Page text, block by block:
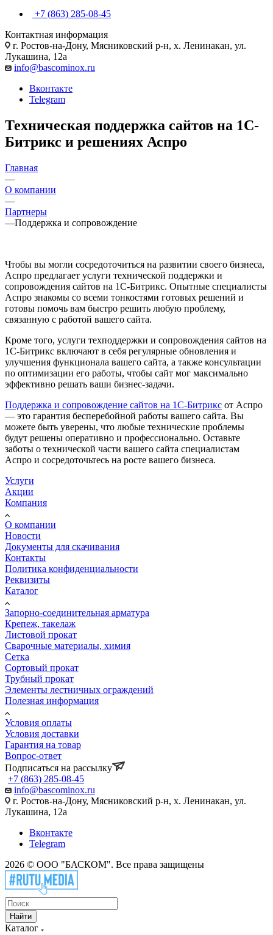
+7 (863) 285-08-45
Контактная информация
г. Ростов-на-Дону, Мясниковский р-н, х. Ленинакан, ул.
Лукашина, 12а
info@bascominox.ru
Вконтакте
Telegram
Техническая поддержка сайтов на 1С-
Битрикс и решениях Аспро
Главная
—
О компании
—
Партнеры
—Поддержка и сопровождение
Чтобы вы могли сосредоточиться на развитии своего бизнеса,
Аспро предлагает услуги технической поддержки и
сопровождения сайтов на 1С-Битрикс. Опытные специалисты
Аспро знакомы со всеми тонкостями готовых решений и
готовы помочь вам быстро решить любую проблему,
связанную с работой вашего сайта.
Кроме того, услуги техподдержки и сопровождения сайтов на
1С-Битрикс включают в себя регулярные обновления и
улучшения функционала вашего сайта, а также консультации
по оптимизации его работы, чтобы сайт мог максимально
эффективно решать ваши бизнес-задачи.
Поддержка и сопровождение сайтов на 1С-Битрикс от Аспро
— это гарантия бесперебойной работы вашего сайта. Вы
можете быть уверены, что любые технические проблемы
будут решены оперативно и профессионально. Оставьте
заботы о технической части вашего сайта специалистам
Аспро и сосредоточьтесь на росте вашего бизнеса.
Услуги
Акции
Компания
О компании
Новости
Документы для скачивания
Контакты
Политика конфиденциальности
Реквизиты
Каталог
Запорно-соединительная арматура
Крепеж, такелаж
Листовой прокат
Сварочные материалы, химия
Сетка
Сортовый прокат
Трубный прокат
Элементы лестничных ограждений
Полезная информация
Условия оплаты
Условия доставки
Гарантия на товар
Вопрос-ответ
Подписаться на рассылку
+7 (863) 285-08-45
info@bascominox.ru
г. Ростов-на-Дону, Мясниковский р-н, х. Ленинакан, ул.
Лукашина, 12а
Вконтакте
Telegram
2026 © ООО "БАСКОМ". Все права защищены
Найти
Каталог